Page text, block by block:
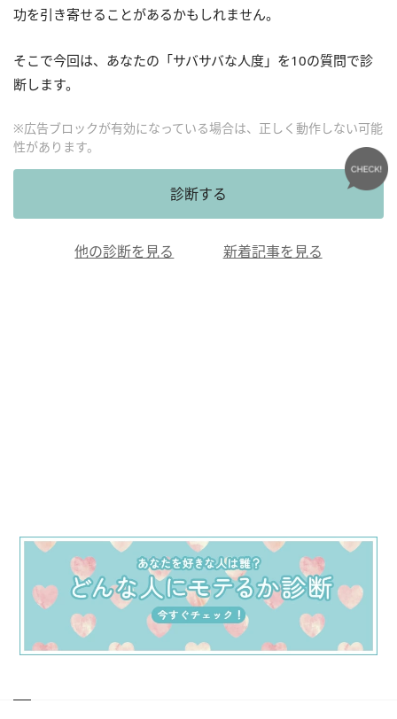
功を引き寄せることがあるかもしれません。
そこで今回は、あなたの「サバサバな人度」を10の質問で診
断します。
※広告ブロックが有効になっている場合は、正しく動作しない可能
性があります。
診断する
他の診断を見る 新着記事を見る